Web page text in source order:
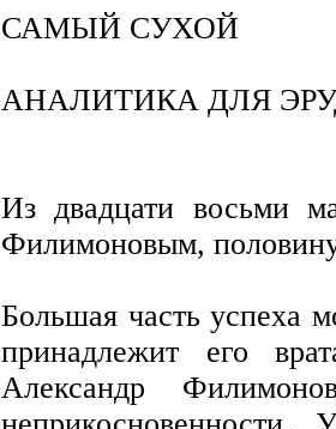
САМЫЙ СУХОЙ
АНАЛИТИКА ДЛЯ
Из двадцати восьми
Филимоновым,
Большая часть успеха
принадлежит его
Александр